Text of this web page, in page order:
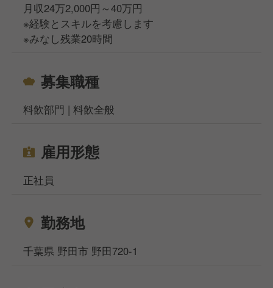
月収24万2,000円～40万円
※経験とスキルを考慮します
※みなし残業20時間
募集職種
料飲部門 | 料飲全般
雇用形態
正社員
勤務地
千葉県 野田市 野田720-1